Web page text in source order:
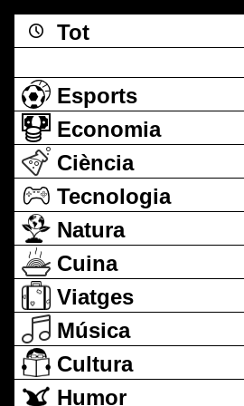
Tot
Esports
Economia
Ciència
Tecnologia
Natura
Cuina
Viatges
Música
Cultura
Humor